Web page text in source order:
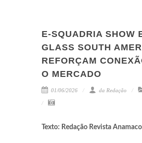
E-SQUADRIA SHOW
GLASS SOUTH
REFORÇAM
O MERCADO
01/06/2026 da Redação
Texto: Redação Revista Anamaco